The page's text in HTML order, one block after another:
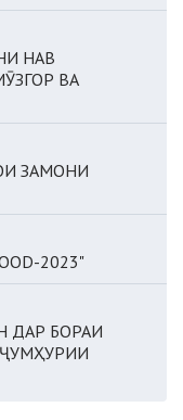
НАВ
ВА
ЗАМОНИ
2023"
ДАР БОРАИ